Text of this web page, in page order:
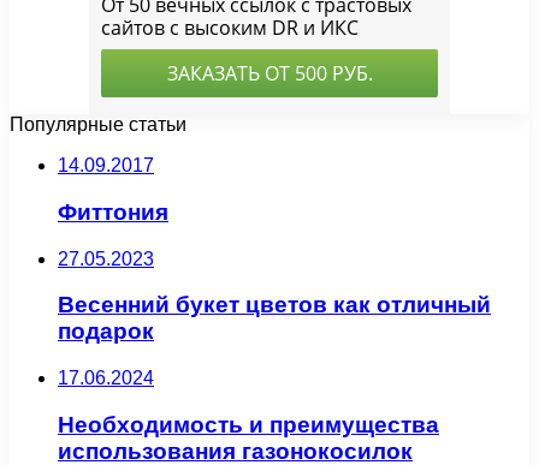
Популярные статьи
14.09.2017
Фиттония
27.05.2023
Весенний букет цветов как отличный
подарок
17.06.2024
Необходимость и преимущества
использования газонокосилок